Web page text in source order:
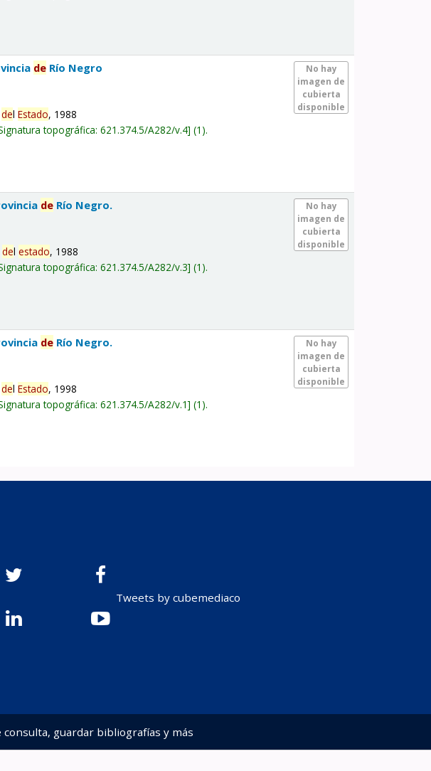
No hay
imagen de
cubierta
disponible
de Río Negro
delEstado, 1988
topográfica:621.374.5/A282/v.4 (1).
No hay
imagen de
cubierta
disponible
de Río Negro.
delestado, 1988
topográfica:621.374.5/A282/v.3 (1).
No hay
imagen de
cubierta
disponible
de Río Negro.
delEstado, 1998
topográfica:621.374.5/A282/v.1 (1).
Tweets by cubemediaco
guardar bibliografías y más